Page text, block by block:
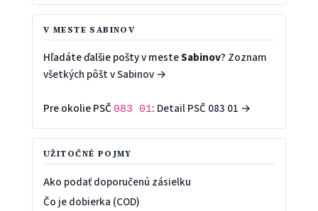
V MESTE SABINOV
Hľadáte ďalšie pošty v mesteSabinov? Zoznam
všetkých pôšt v Sabinov →
Pre okolie PSČ 083 01: Detail PSČ 083 01 →
UŽITOČNÉ POJMY
Ako podať doporučenú zásielku
Čo je dobierka (COD)